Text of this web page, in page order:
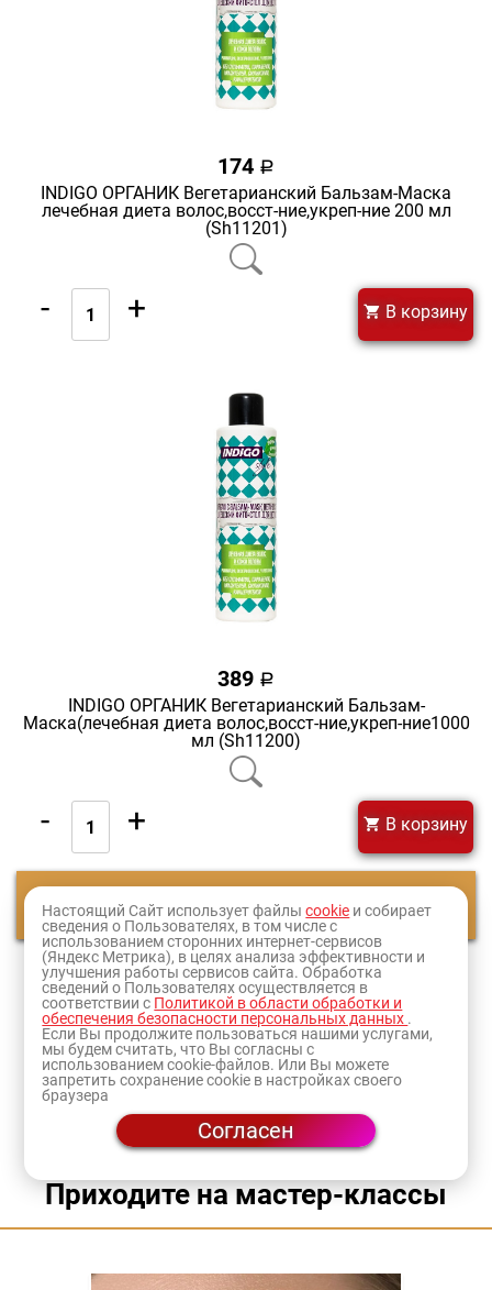
174 a
INDIGO ОРГАНИК Вегетарианский Бальзам-Маска
лечебная диета волос,восст-ние,укреп-ние 200 мл
(Sh11201)
- + В корзину
389 a
INDIGO ОРГАНИК Вегетарианский Бальзам-
Маска(лечебная диета волос,восст-ние,укреп-ние1000
мл (Sh11200)
- + В корзину
Смотреть еще
1 2
Оформите заказ и товар доставят в ближайший к
ваммагазинили по адресу.
Приходите на мастер-классы
Настоящий Сайт использует файлыcookie и собирает
сведения о Пользователях, в том числе с
использованием сторонних интернет-сервисов
(Яндекс Метрика), в целях анализа эффективности и
улучшения работы сервисов сайта. Обработка
сведений о Пользователях осуществляется в
соответствии с Политикой в области обработки и
обеспечения безопасности персональных данных .
Если Вы продолжите пользоваться нашими услугами,
мы будем считать, что Вы согласны с
использованием cookie-файлов. Или Вы можете
запретить сохранение cookie в настройках своего
браузера
Согласен